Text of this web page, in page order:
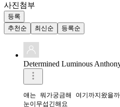
사진첨부
등록
추천순
최신순 등록순
Determined Luminous
얘는 뭐가궁금해 여기까지왔을까
눈이무섭긴해요